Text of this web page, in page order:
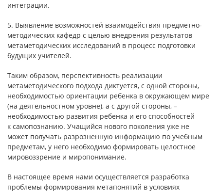
интеграции.
5. Выявление возможностей взаимодействия предметно-
методических кафедр с целью внедрения результатов
метаметодических исследований в процесс подготовки
будущих учителей.
Таким образом, перспективность реализации
метаметодического подхода диктуется, с одной стороны,
необходимостью ориентации ребенка в окружающем мире
(на деятельностном уровне), а с другой стороны, –
необходимостью развития ребенка и его способностей
к самопознанию. Учащийся нового поколения уже не
может получать разрозненную информацию по учебным
предметам, у него необходимо формировать целостное
мировоззрение и миропонимание.
В настоящее время нами осуществляется разработка
проблемы формирования метапонятий в условиях